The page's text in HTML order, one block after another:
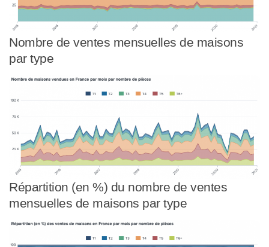
Nombre de ventes mensuelles de maisons
par type
Répartition (en %) du nombre de ventes
mensuelles de maisons par type